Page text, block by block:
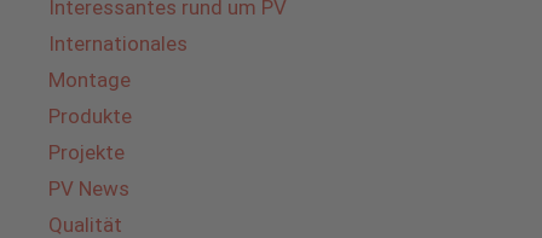
Interessantes rund um PV
Internationales
Montage
Produkte
Projekte
PV News
Qualität